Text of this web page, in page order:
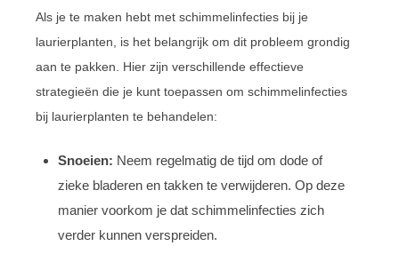
Als je te maken hebt met schimmelinfecties bij je
laurierplanten, is het belangrijk om dit probleem grondig
aan te pakken. Hier zijn verschillende effectieve
strategieën die je kunt toepassen om schimmelinfecties
bij laurierplanten te behandelen:
Snoeien: Neem regelmatig de tijd om dode of
zieke bladeren en takken te verwijderen. Op deze
manier voorkom je dat schimmelinfecties zich
verder kunnen verspreiden.